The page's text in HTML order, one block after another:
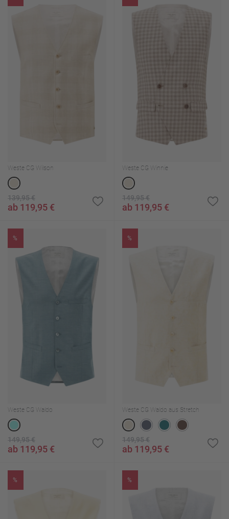
Weste CG Wilson
139,95 €
ab 119,95 €
Weste CG Winnie
149,95 €
ab 119,95 €
%
Weste CG Waldo
149,95 €
ab 119,95 €
%
Weste CG Waldo aus Stretch
149,95 €
ab 119,95 €
% %